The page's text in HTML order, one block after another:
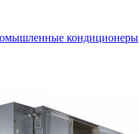
кондиционеры